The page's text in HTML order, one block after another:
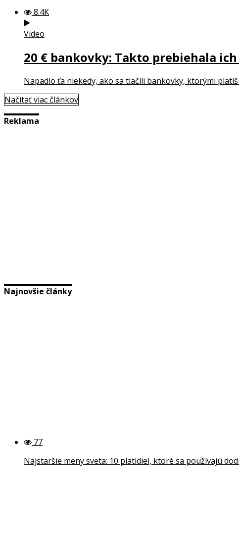
8.4K
Video
20 € bankovky: Takto prebiehala
Napadlo ťa niekedy, ako sa tlačili bankovky, ktorými
Načítať viac článkov
Reklama
Najnovšie články
77
Najstaršie meny sveta: 10 platidiel, ktoré sa používajú